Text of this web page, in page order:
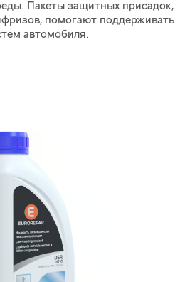
Пакеты защитных присадок,
помогают поддерживать
автомобиля.